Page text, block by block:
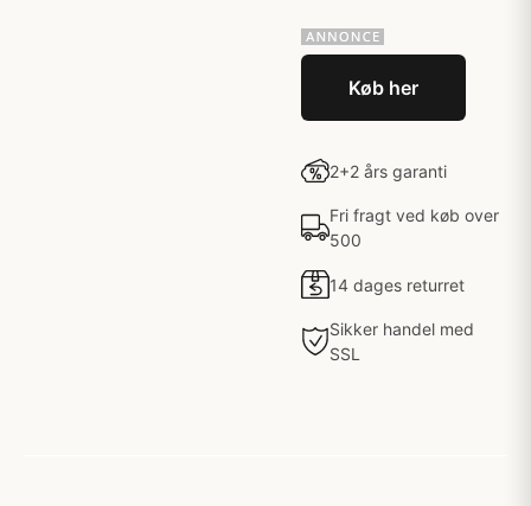
Køb her
2+2 års garanti
Fri fragt ved køb over
500
14 dages returret
Sikker handel med
SSL